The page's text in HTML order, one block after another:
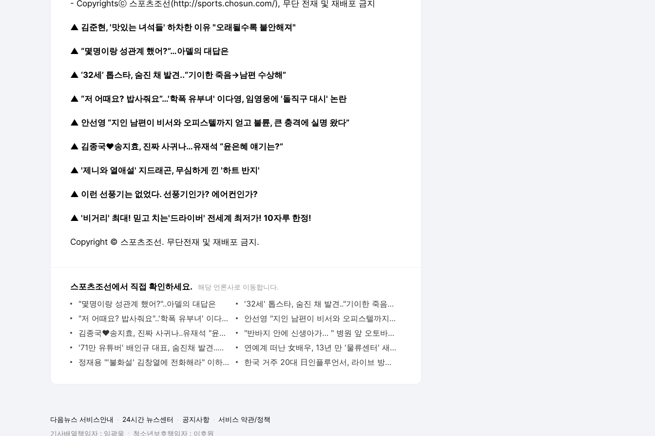
- Copyrightsⓒ 스포츠조선(http://sports.chosun.com/), 무단 전재 및 재배포 금지
▲ 김준현, '맛있는 녀석들' 하차한 이유 "오래될수록 불안해져"
▲ “몇명이랑 성관계 했어?”…아델의 대답은
▲ ‘32세’ 톱스타, 숨진 채 발견..“기이한 죽음→남편 수상해”
▲ “저 어때요? 밥사줘요”…'학폭 유부녀' 이다영, 임영웅에 '돌직구 대시' 논란
▲ 안선영 “지인 남편이 비서와 오피스텔까지 얻고 불륜, 큰 충격에 실명 왔다”
▲ 김종국♥송지효, 진짜 사귀나…유재석 “윤은혜 얘기는?”
▲ '제니와 열애설' 지드래곤, 무심하게 낀 '하트 반지'
▲ 이런 선풍기는 없었다. 선풍기인가? 에어컨인가?
▲ '비거리' 최대! 믿고 치는'드라이버' 전세계 최저가! 10자루 한정!
Copyright © 스포츠조선. 무단전재 및 재배포 금지.
스포츠조선에서 직접 확인하세요. 해당 언론사로 이동합니다.
"몇명이랑 성관계 했어?"..아델의 대답은
'32세' 톱스타, 숨진 채 발견.."기이한 죽음→남편 수상해"
"저 어때요? 밥사줘요"..'학폭 유부녀' 이다영, 임영웅에 '돌직구 대시' 논란
안선영 "지인 남편이 비서와 오피스텔까지 얻고 불륜, 큰 충격에 실명 왔다"
김종국♥송지효, 진짜 사귀나..유재석 "윤은혜 얘기는?"
"반바지 안에 신생아가… " 병원 앞 오토바이에서 출산
'71만 유튜버' 배인규 대표, 숨진채 발견..이혼→마약 투약 혐의후 우울증 앓아
연예계 떠난 女배우, 13년 만 '물류센터' 새벽 알바 포착 "지옥 같았다"
정재용 "'불화설' 김창열에 전화해라" 이하늘 제안에 단호한 거절
한국 거주 20대 日인플루언서, 라이브 방송 도중 사망..시청자들 목격 '충격'
다음뉴스 서비스안내 24시간 뉴스센터 공지사항
서비스 약관/정책
기사배열책임자 : 임광욱
청소년보호책임자 : 이호원